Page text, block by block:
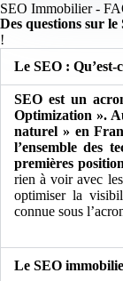
SEO Immobilier -
Des questions sur
!
Le SEO : Qu’est-
SEO est un
Optimization ».
naturel » en
l’ensemble des
premières
rien à voir avec
optimiser la
connue sous
Le SEO